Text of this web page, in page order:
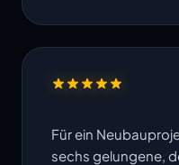
Für ein
sechs gelungene,